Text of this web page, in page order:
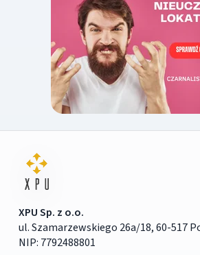
XPU Sp. z o.o.
ul. Szamarzewskiego 26a/18, 60-517
NIP: 7792488801